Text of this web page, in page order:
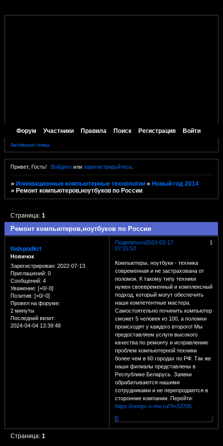
Форум Участники Правила Поиск Регистрация Войти
Активные темы
Привет, Гость! Войдите илизарегистрируйтесь
»Инновационные компьютерные технологии »Новый год 2014
»Ремонт компьютеров,ноутбуков по России
Ремонт компьютеров,ноутбуков по России
Страница:1
Поделиться 1
2023-03-17
07:15:53
fodspodkrt
Новичок
Зарегистрирован: 2022-07-13
Приглашений: 0
Сообщений: 4
Уважение: [+0/-0]
Позитив: [+0/-0]
Провел на форуме:
2 минуты
Последний визит:
2024-04-04 13:39:48
Компьютеры, ноутбуки - техника
современная и не застрахована от
поломок. К такому типу техники
нужен своевременный и комплексный
подход, который могут обеспечить
наши компетентные мастера.
Самостоятельно починить компьютер
сможет 5 человек из 100, а поломки
происходят у каждого второго! Мы
предоставляем услуги высокого
качества по ремонту и исправлению
проблем компьютерной техники
более чем в 60 городах по РФ. Так же
наши филиалы представлены в
Республике Беларусь. Заявки
обрабатываются нашими
сотрудниками и не перепродаются в
сторонние компании. Перейти:
https://rempc-v-mo.ru/?t=33705
0
Страница:1